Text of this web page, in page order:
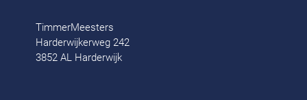
TimmerMeesters
Harderwijkerweg 242
3852 AL Harderwijk